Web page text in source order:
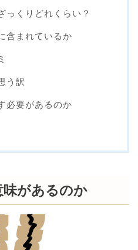
っくりどれくらい？
含まれているか
う訳
必要があるのか
があるのか